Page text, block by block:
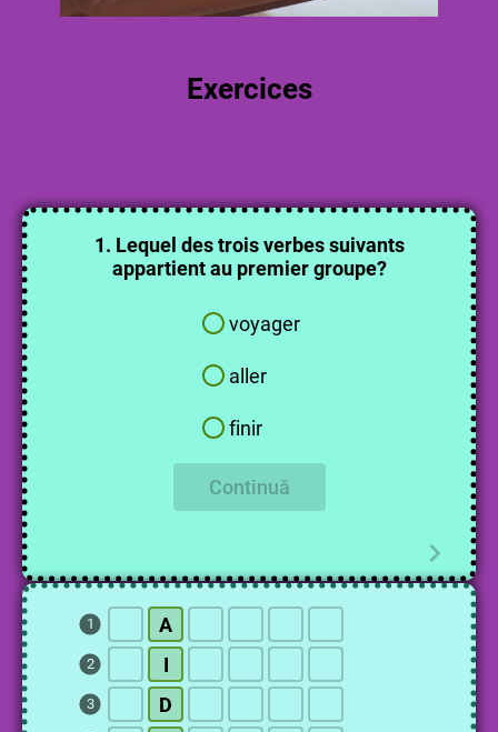
Exercices
1. Lequel des trois verbes suivants
appartient au premier groupe?
voyager
aller
finir
Continuă
1 A
2 I
3 D